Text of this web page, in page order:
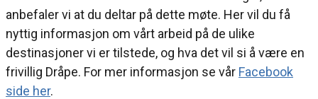
anbefaler vi at du deltar på dette møte. Her vil du få
nyttig informasjon om vårt arbeid på de ulike
destinasjoner vi er tilstede, og hva det vil si å være en
frivillig Dråpe. For mer informasjon se vår Facebook
side her.